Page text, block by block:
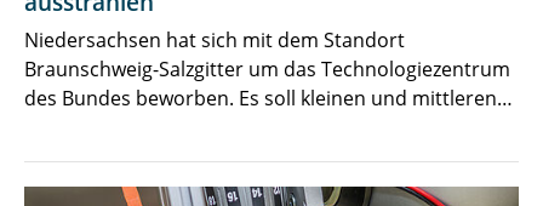
Niedersachsen hat sich mit dem Standort
Braunschweig-Salzgitter um das Technologiezentrum
des Bundes beworben. Es soll kleinen und mittleren…